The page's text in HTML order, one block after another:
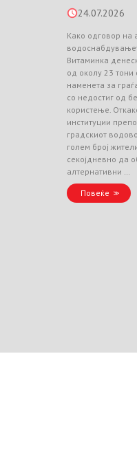
24.07.2026
Како одговор на
Витаминка
од околу 23
наменета за
со недостиг од
користење.
институции
градскиот
голем број
секојдневно да
алтернативни …
Повеќе